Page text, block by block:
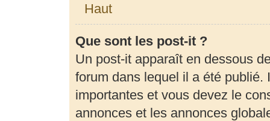
Haut
Que sont les post-it ?
Un post-it apparaît en dessous
forum dans lequel il a été
importantes et vous devez le
annonces et les annonces